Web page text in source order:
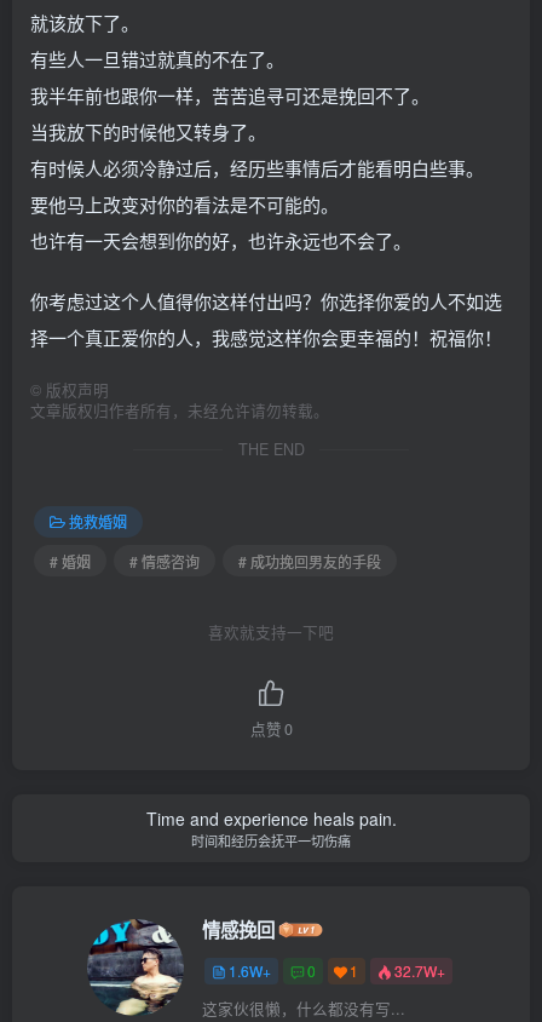
就该放下了。
有些人一旦错过就真的不在了。
我半年前也跟你一样，苦苦追寻可还是挽回不了。
当我放下的时候他又转身了。
有时候人必须冷静过后，经历些事情后才能看明白些事。
要他马上改变对你的看法是不可能的。
也许有一天会想到你的好，也许永远也不会了。
你考虑过这个人值得你这样付出吗？你选择你爱的人不如选
择一个真正爱你的人，我感觉这样你会更幸福的！祝福你！
© 版权声明
文章版权归作者所有，未经允许请勿转载。
THE END
挽救婚姻
# 婚姻
# 情感咨询 # 成功挽回男友的手段
喜欢就支持一下吧
点赞0
Time and experience heals pain.
时间和经历会抚平一切伤痛
情感挽回
1.6W+ 0 1 32.7W+
这家伙很懒，什么都没有写...